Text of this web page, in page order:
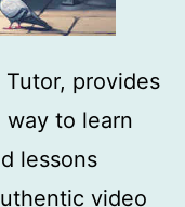
Tutor, provides
to learn
lessons
video